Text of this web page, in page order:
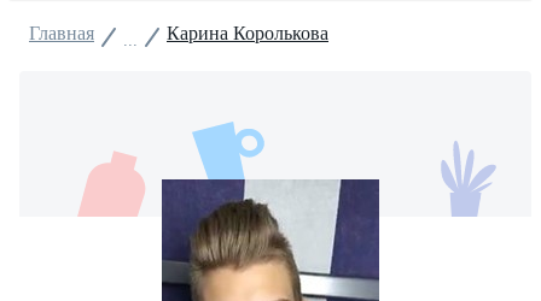
Главная Карина Королькова